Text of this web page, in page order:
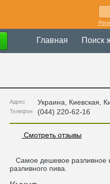
Главная Поиск
Адрес Украина Киевская ,
Телефон (044) 220-62-16
Смотреть отзывы
Самое дешевое разливное
разливного пива.